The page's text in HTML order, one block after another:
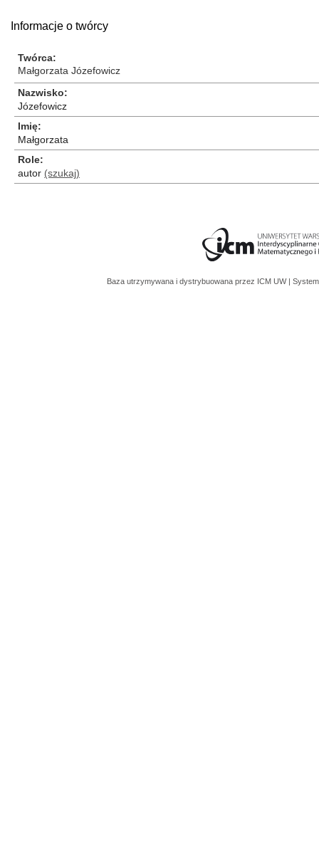
Informacje o twórcy
Twórca
Małgorzata Józefowicz
Nazwisko
Józefowicz
Imię
Małgorzata
Role
autor (szukaj)
Baza utrzymywana i dystrybuowana przez ICM UW |